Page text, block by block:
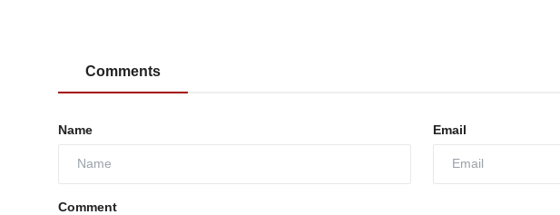
Comments
Name Email
Comment